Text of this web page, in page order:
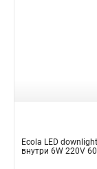
Ecola LED
внутри 6W 220V